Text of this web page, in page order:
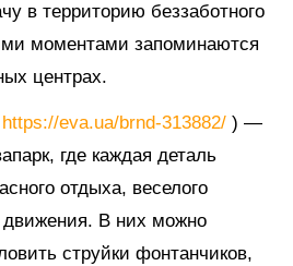
в территорию беззаботного
моментами запоминаются
центрах.
https://eva.ua/brnd-313882/ ) —
где каждая деталь
отдыха, веселого
движения. В них можно
струйки фонтанчиков,